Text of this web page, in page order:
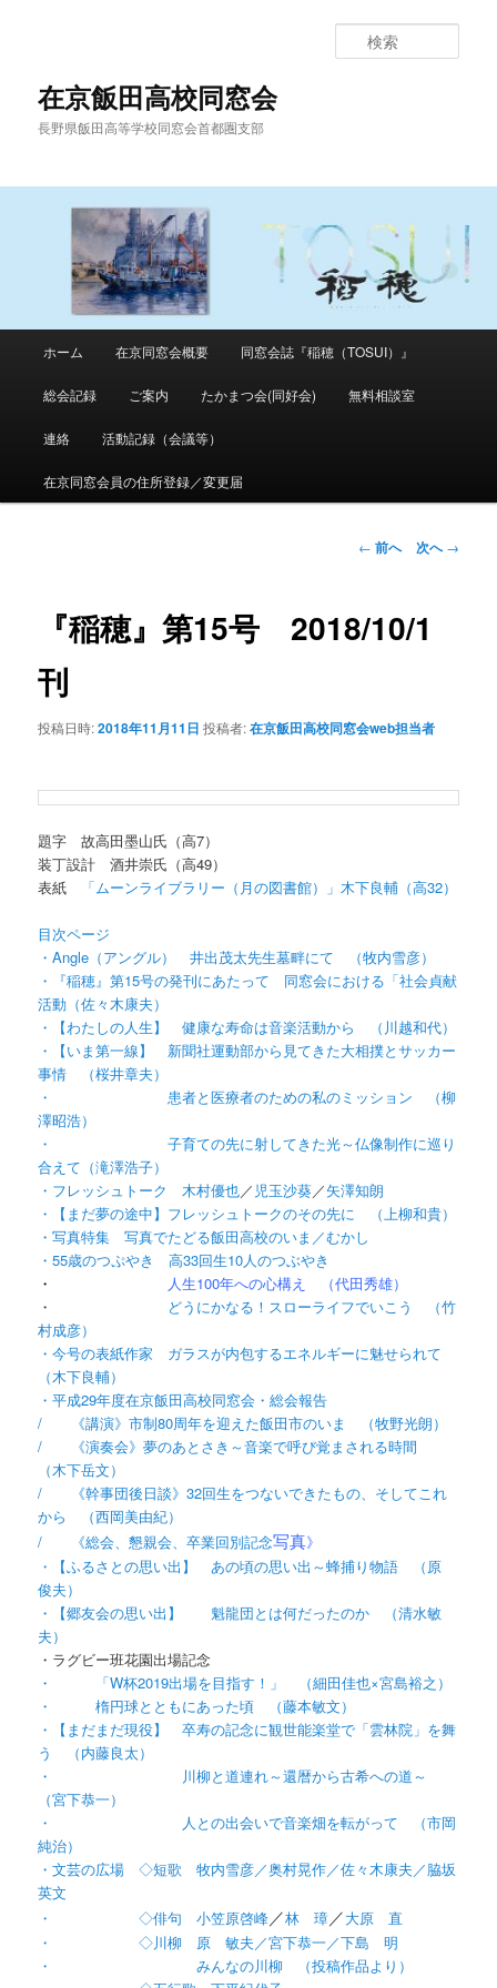
在京飯田高校同窓会
長野県飯田高等学校同窓会首都圏支部
索
ホーム 在京同窓会概要 同窓会誌『稲穂（TOSUI）』
総会記録 ご案内 たかまつ会(同好会) 無料相談室
連絡 活動記録（会議等）
在京同窓会員の住所登録／変更届
投
ビ
ゲ
ン
← 前へ 次へ→
『稲穂』第15号 2018/10/1
刊
投稿日時:2018年11月11日 投稿者:在京飯田高校同窓会web担当者
題字 故高田墨山氏（高7）
装丁設計 酒井崇氏（高49）
表紙
「ムーンライブラリー（月の図書館）」木下良輔（高32）
目次ページ
・Angle（アングル） 井出茂太先生墓畔にて （牧内雪彦）
・『稲穂』第15号の発刊にあたって 同窓会における「社会貞献
活動（佐々木康夫）
・【わたしの人生】 健康な寿命は音楽活動から （川越和代）
・【いま第一線】 新聞社運動部から見てきた大相撲とサッカー
事情 （桜井章夫）
・ 患者と医療者のための私のミッション （柳
澤昭浩）
・ 子育ての先に射してきた光～仏像制作に巡り
合えて（滝澤浩子）
・フレッシュトーク 木村優也／ 児玉沙葵／矢澤知朗
・【まだ夢の途中】フレッシュトークのその先に （上柳和貴）
・写真特集 写真でたどる飯田高校のいま／むかし
・55歳のつぷやき 高33回生10人のつぶやき
・
人生100年への心構え （代田秀雄）
・
どうにかなる！スローライフでいこう （竹
村成彦）
・今号の表紙作家 ガラスが内包するエネルギーに魅せられて
（木下良輔）
・平成29年度在京飯田高校同窓会・総会報告
/ 《講演》市制80周年を迎えた飯田市のいま （牧野光朗）
/ 《演奏会》夢のあとさき～音楽で呼び覚まされる時間
（木下岳文）
/ 《幹事団後日談》32回生をつないできたもの、そしてこれ
から （西岡美由紀）
/ 《総会、懇親会、卒業回別記念写真》
・【ふるさとの思い出】 あの頃の思い出～蜂捕り物語 （原
俊夫）
・【郷友会の思い出】 魁龍団とは何だったのか （清水敏
夫）
・ラグビー班花園出場記念
・ 「W杯2019出場を目指す！」 （細田佳也×宮島裕之）
・ 楕円球とともにあった頃 （藤本敏文）
・【まだまだ現役】 卒寿の記念に観世能楽堂で「雲林院」を舞
う （内藤良太）
・ 川柳と道連れ～還暦から古希への道～
（宮下恭一）
・ 人との出会いで音楽畑を転がって （市岡
純治）
・文芸の広場 ◇短歌 牧内雪彦／奥村晃作／佐々木康夫／脇坂
英文
・ ◇俳句 小笠原啓峰／林 璋／大原 直
・ ◇川柳 原 敏夫／宮下恭一／下島 明
・ みんなの川柳 （投稿作品より）